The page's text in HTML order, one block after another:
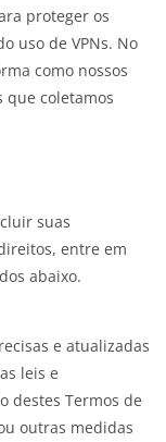
proteger os
uso de VPNs. No
como nossos
que coletamos
suas
entre em
abaixo.
e atualizadas
leis e
destes Termos de
outras medidas